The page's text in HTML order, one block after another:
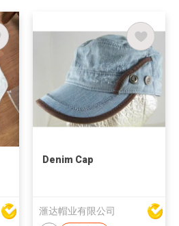
Denim Cap
滙达帽业有限公司